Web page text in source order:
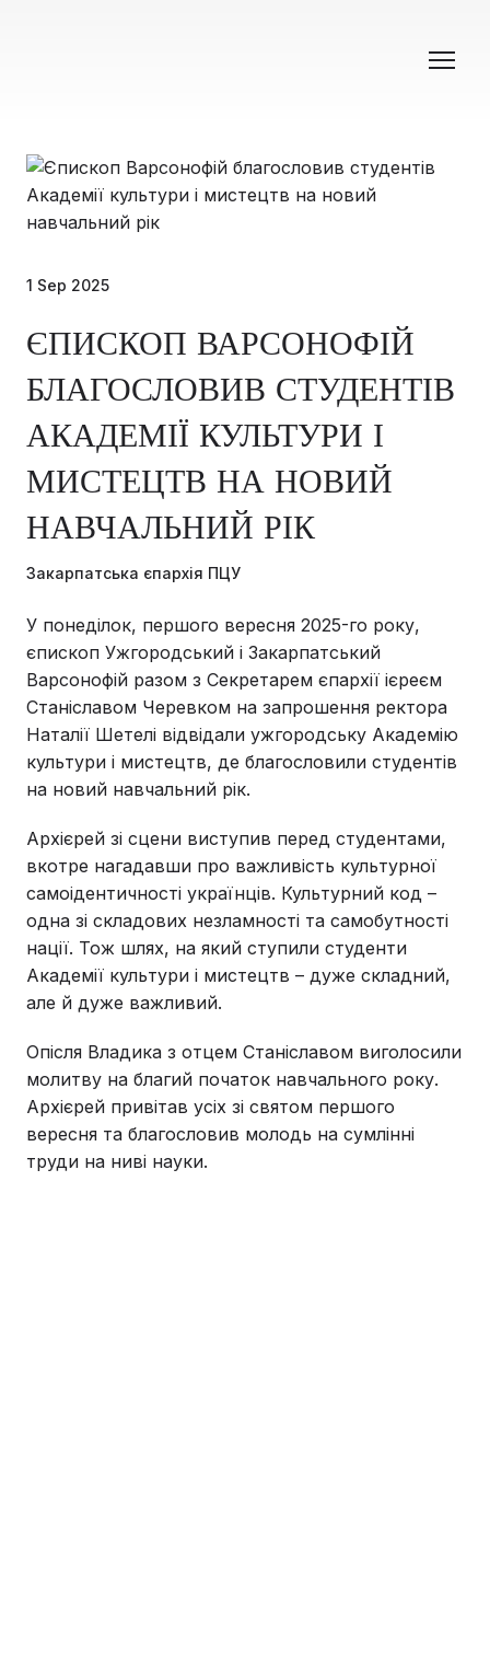
1 Sep 2025
ЄПИСКОП ВАРСОНОФІЙ
БЛАГОСЛОВИВ СТУДЕНТІВ
АКАДЕМІЇ КУЛЬТУРИ І
МИСТЕЦТВ НА НОВИЙ
НАВЧАЛЬНИЙ РІК
Закарпатська єпархія ПЦУ
У понеділок, першого вересня 2025-го року,
єпископ Ужгородський і Закарпатський
Варсонофій разом з Секретарем єпархії ієреєм
Станіславом Черевком на запрошення ректора
Наталії Шетелі відвідали ужгородську Академію
культури і мистецтв, де благословили студентів
на новий навчальний рік.
Архієрей зі сцени виступив перед студентами,
вкотре нагадавши про важливість культурної
самоідентичності українців. Культурний код –
одна зі складових незламності та самобутності
нації. Тож шлях, на який ступили студенти
Академії культури і мистецтв – дуже складний,
але й дуже важливий.
Опісля Владика з отцем Станіславом виголосили
молитву на благий початок навчального року.
Архієрей привітав усіх зі святом першого
вересня та благословив молодь на сумлінні
труди на ниві науки.